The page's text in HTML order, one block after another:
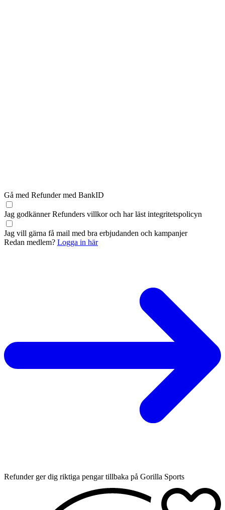
Gå med Refunder med BankID
Jag godkänner Refunders villkoroch har läst integritetspolicyn
Jag vill gärna få mail med bra erbjudanden och kampanjer
Redan medlem? Logga in här
Refunder ger dig riktiga pengar tillbaka på Gorilla Sports